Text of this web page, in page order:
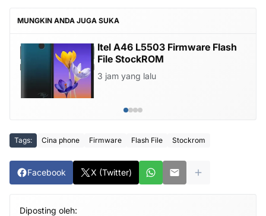
MUNGKIN ANDA JUGA SUKA
Itel A23 Pro L5006C Firmware
Flash File Stock ROM
3 jam yang lalu
Tags: Cina phone Firmware Flash File Stockrom
Facebook X (Twitter)
Diposting oleh: